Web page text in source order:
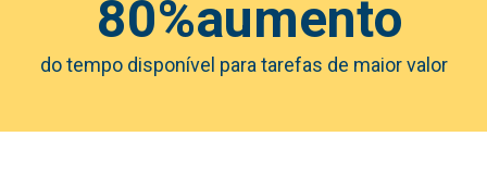
80%aumento
do tempo disponível para tarefas de maior valor